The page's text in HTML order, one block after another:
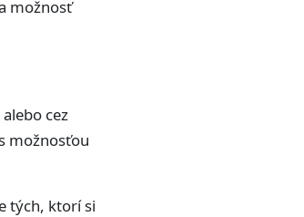
možnosť
cez
možnosťou
tých, ktorí si